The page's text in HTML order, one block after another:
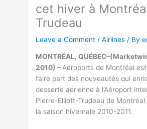
cet hiver à
Trudeau
Leave a Comment /Airlines / By
MONTRÉAL,
2010) –Aéroports de Montréal
faire part des nouveautés qui
desserte aérienne à l’Aéroport
Pierre-Elliott-Trudeau de Montréal
la saison hivernale 2010-2011.